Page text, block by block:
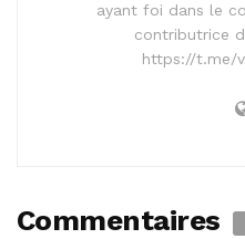
ayant foi dans le
contributrice
https://t.me/
Commentaires